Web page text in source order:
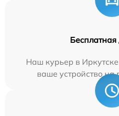
Бесплатная
Наш курьер в
ваше устройство на